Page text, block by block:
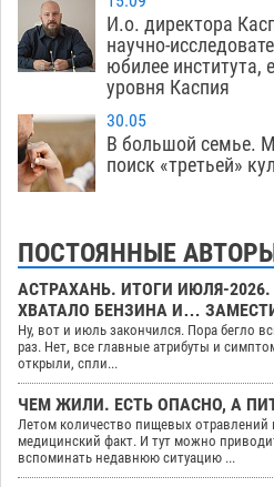
И.о. директора
научно-
юбилее института,
уровня Каспия
30.05
В большой семье.
поиск «третьей»
ПОСТОЯННЫЕ
АСТРАХАНЬ. ИТОГИ ИЮЛЯ-
ХВАТАЛО БЕНЗИНА И…
Ну, вот и июль закончился. Пора бегло
раз. Нет, все главные атрибуты и
открыли, спли...
ЧЕМ ЖИЛИ. ЕСТЬ ОПАСНО, А
Летом количество пищевых отравлений
медицинский факт. И тут можно
вспоминать недавнюю ситуацию ...